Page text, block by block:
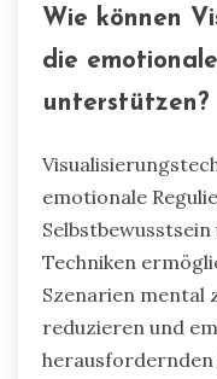
Wie können
die
unterstützen?
emotionale
Techniken
Szenarien mental
reduzieren und
herausfordernden